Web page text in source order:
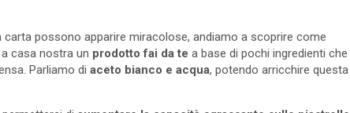
possono apparire miracolose, andiamo a scoprire come
casa nostra un prodotto fai da te a base di pochi ingredienti che
Parliamo di aceto bianco e acqua, potendo arricchire questa